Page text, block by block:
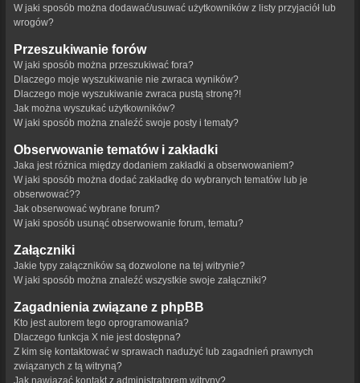
W jaki sposób można dodawać/usuwać użytkowników z listy przyjaciół lub
wrogów?
Przeszukiwanie forów
W jaki sposób można przeszukiwać fora?
Dlaczego moje wyszukiwanie nie zwraca wyników?
Dlaczego moje wyszukiwanie zwraca pustą stronę?!
Jak można wyszukać użytkowników?
W jaki sposób można znaleźć swoje posty i tematy?
Obserwowanie tematów i zakładki
Jaka jest różnica między dodaniem zakładki a obserwowaniem?
W jaki sposób można dodać zakładkę do wybranych tematów lub je
obserwować??
Jak obserwować wybrane forum?
W jaki sposób usunąć obserwowanie forum, tematu?
Załączniki
Jakie typy załączników są dozwolone na tej witrynie?
W jaki sposób można znaleźć wszystkie swoje załączniki?
Zagadnienia związane z phpBB
Kto jest autorem tego oprogramowania?
Dlaczego funkcja X nie jest dostępna?
Z kim się kontaktować w sprawach nadużyć lub zagadnień prawnych
związanych z tą witryną?
Jak nawiązać kontakt z administratorem witryny?